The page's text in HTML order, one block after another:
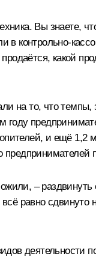
Вы знаете,
в контрольно-
продаётся, какой
на то, что
году
и ещё 1,2
– раздвинуть
всё равно